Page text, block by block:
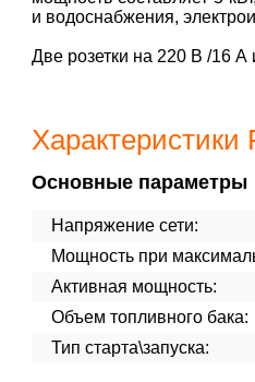
и водоснабжения,
Две розетки на 220 В /16 А
Характеристики
Основные параметры
Напряжение сети:
Мощность при
Активная мощность:
Объем топливного бака:
Тип старта\запуска: